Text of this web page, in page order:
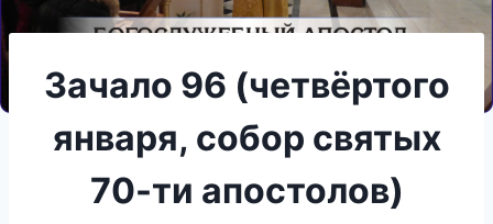
Зачало 96 (четвёртого
января, собор святых
70-ти апостолов)